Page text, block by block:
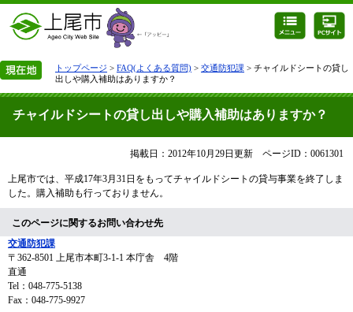
トップページ > FAQ(よくある質問) > 交通防犯課 > チャイルドシートの貸し
出しや購入補助はありますか？
チャイルドシートの貸し出しや購入補助はありますか？
掲載日：2012年10月29日更新 ページID：0061301
上尾市では、平成17年3月31日をもってチャイルドシートの貸与事業を終了しま
した。購入補助も行っておりません。
このページに関するお問い合わせ先
交通防犯課
〒362-8501
上尾市本町3-1-1 本庁舎 4階
直通
Tel：048-775-5138
Fax：048-775-9927